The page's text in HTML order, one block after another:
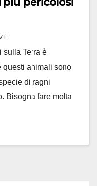
sulla Terra è
questi animali sono
di ragni
Bisogna fare molta